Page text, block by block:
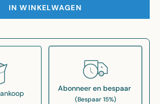
IN WINKELWAGEN
Abonneer en bespaar
(Bespaar 15%)